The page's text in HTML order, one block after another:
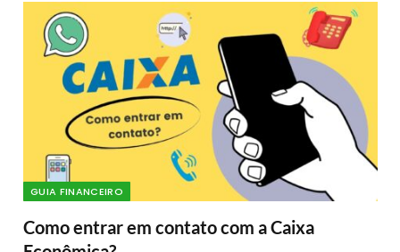
GUIA FINANCEIRO
Como entrar em contato com a Caixa